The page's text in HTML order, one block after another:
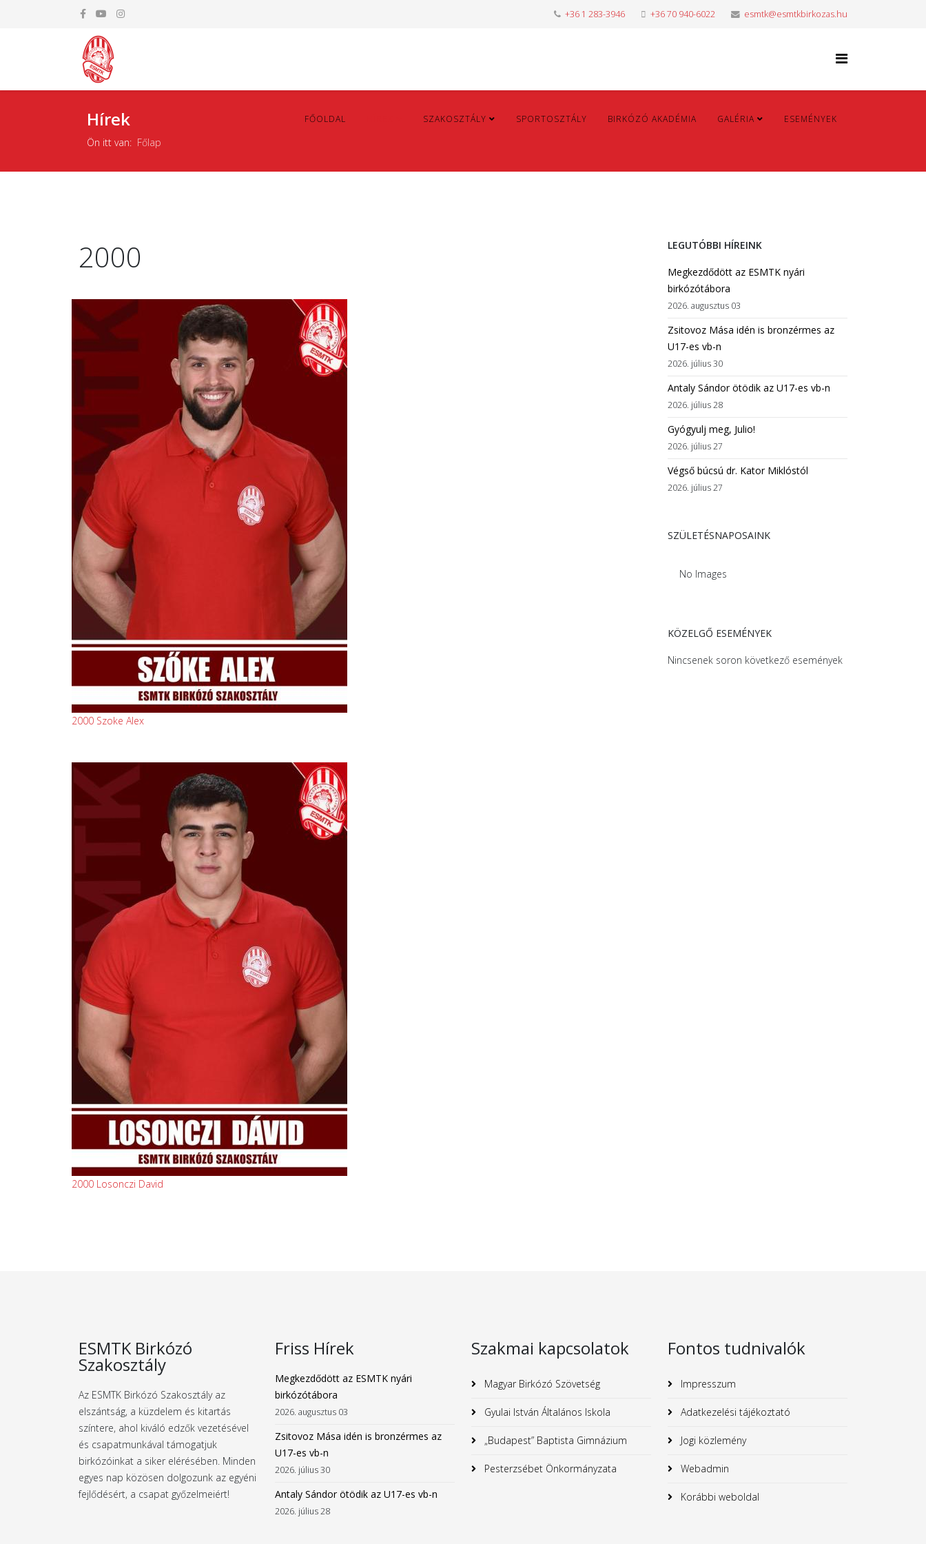
+36 1 283-3946 +36 70 940-6022 esmtk@esmtkbirkozas.hu
FŐOLDAL SZAKOSZTÁLY SPORTOSZTÁLY BIRKÓZÓ AKADÉMIA GALÉRIA ESEMÉNYEK
Hírek
Ön itt van: Főlap
2000
2000 Szoke Alex
2000 Losonczi David
LEGUTÓBBI HÍREINK
Megkezdődött az ESMTK nyári
birkózótábora
2026. augusztus 03
Zsitovoz Mása idén is bronzérmes az
U17-es vb-n
2026. július 30
Antaly Sándor ötödik az U17-es vb-n
2026. július 28
Gyógyulj meg, Julio!
2026. július 27
Végső búcsú dr. Kator Miklóstól
2026. július 27
SZÜLETÉSNAPOSAINK
No Images
KÖZELGŐ ESEMÉNYEK
Nincsenek soron következő események
ESMTK Birkózó
Szakosztály
Az ESMTK Birkózó Szakosztály az
elszántság, a küzdelem és kitartás
színtere, ahol kiváló edzők vezetésével
és csapatmunkával támogatjuk
birkózóinkat a siker elérésében. Minden
egyes nap közösen dolgozunk az egyéni
fejlődésért, a csapat győzelmeiért!
Friss Hírek
Megkezdődött az ESMTK nyári
birkózótábora
2026. augusztus 03
Zsitovoz Mása idén is bronzérmes az
U17-es vb-n
2026. július 30
Antaly Sándor ötödik az U17-es vb-n
2026. július 28
Szakmai kapcsolatok
Magyar Birkózó Szövetség
Gyulai István Általános Iskola
„Budapest” Baptista Gimnázium
Pesterzsébet Önkormányzata
Fontos tudnivalók
Impresszum
Adatkezelési tájékoztató
Jogi közlemény
Webadmin
Korábbi weboldal